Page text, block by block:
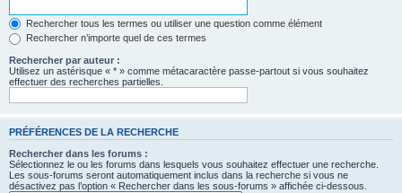
Rechercher tous les termes ou utiliser une question comme élément
Rechercher n’importe quel de ces termes
Rechercher par auteur :
Utilisez un astérisque « * » comme métacaractère passe-partout si vous souhaitez
effectuer des recherches partielles.
PRÉFÉRENCES DE LA RECHERCHE
Rechercher dans les forums :
Sélectionnez le ou les forums dans lesquels vous souhaitez effectuer une recherche.
Les sous-forums seront automatiquement inclus dans la recherche si vous ne
désactivez pas l’option « Rechercher dans les sous-forums » affichée ci-dessous.